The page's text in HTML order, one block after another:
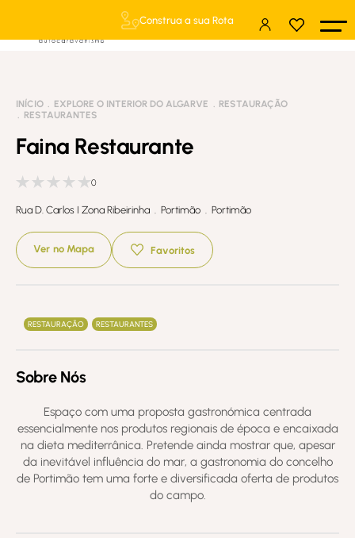
Construa a sua Rota
INÍCIO EXPLORE O INTERIOR DO ALGARVE
RESTAURAÇÃO
RESTAURANTES
Faina Restaurante
0
Rua D. Carlos I Zona Ribeirinha . Portimão . Portimão
Ver no Mapa Favoritos
RESTAURAÇÃO RESTAURANTES
Sobre Nós
Espaço com uma proposta gastronómica centrada
essencialmente nos produtos regionais de época e encaixada
na dieta mediterrânica. Pretende ainda mostrar que, apesar
da inevitável influência do mar, a gastronomia do concelho
de Portimão tem uma forte e diversificada oferta de produtos
do campo.